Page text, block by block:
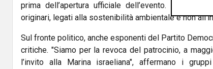
prima dell’apertura ufficiale dell’evento.
originari, legati alla sostenibilità ambientale e non
Sul fronte politico, anche esponenti del Partito
critiche. "Siamo per la revoca del patrocinio, a
l’invito alla Marina israeliana", affermano i